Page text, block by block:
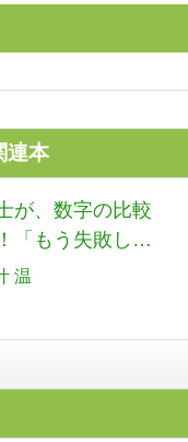
連本
が、数字の比較
「もう失敗しな
動産投資キャッ
件を買った瞬間
温